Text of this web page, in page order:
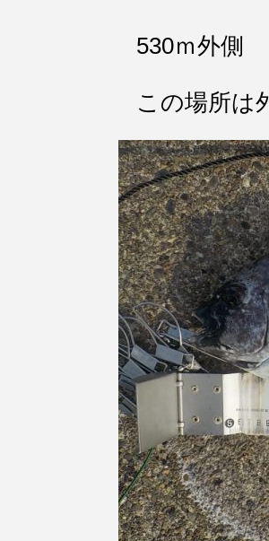
530ｍ外側
この場所は